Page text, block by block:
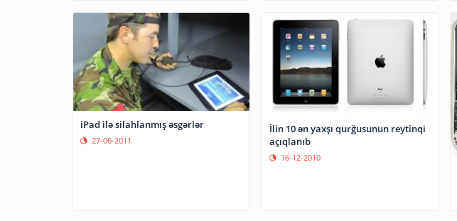
iPad ilə silahlanmış əsgərlər
27-06-2011
İlin 10 ən yaxşı qurğusunun reytinqi
açıqlanıb
16-12-2010